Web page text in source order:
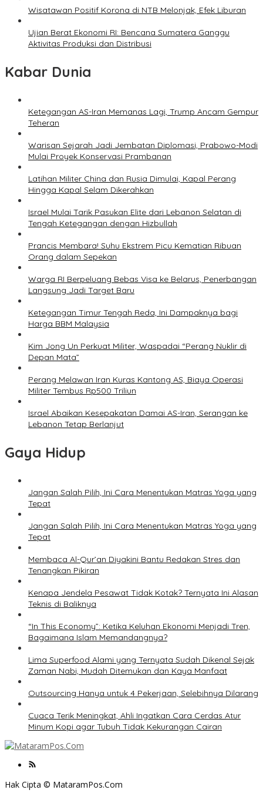
Wisatawan Positif Korona di NTB Melonjak, Efek Liburan
Ujian Berat Ekonomi RI: Bencana Sumatera Ganggu
Aktivitas Produksi dan Distribusi
Kabar Dunia
Ketegangan AS-Iran Memanas Lagi, Trump Ancam Gempur
Teheran
Warisan Sejarah Jadi Jembatan Diplomasi, Prabowo-Modi
Mulai Proyek Konservasi Prambanan
Latihan Militer China dan Rusia Dimulai, Kapal Perang
Hingga Kapal Selam Dikerahkan
Israel Mulai Tarik Pasukan Elite dari Lebanon Selatan di
Tengah Ketegangan dengan Hizbullah
Prancis Membara! Suhu Ekstrem Picu Kematian Ribuan
Orang dalam Sepekan
Warga RI Berpeluang Bebas Visa ke Belarus, Penerbangan
Langsung Jadi Target Baru
Ketegangan Timur Tengah Reda, Ini Dampaknya bagi
Harga BBM Malaysia
Kim Jong Un Perkuat Militer, Waspadai “Perang Nuklir di
Depan Mata”
Perang Melawan Iran Kuras Kantong AS, Biaya Operasi
Militer Tembus Rp500 Triliun
Israel Abaikan Kesepakatan Damai AS-Iran, Serangan ke
Lebanon Tetap Berlanjut
Gaya Hidup
Jangan Salah Pilih, Ini Cara Menentukan Matras Yoga yang
Tepat
Jangan Salah Pilih, Ini Cara Menentukan Matras Yoga yang
Tepat
Membaca Al-Qur’an Diyakini Bantu Redakan Stres dan
Tenangkan Pikiran
Kenapa Jendela Pesawat Tidak Kotak? Ternyata Ini Alasan
Teknis di Baliknya
“In This Economy”: Ketika Keluhan Ekonomi Menjadi Tren,
Bagaimana Islam Memandangnya?
Lima Superfood Alami yang Ternyata Sudah Dikenal Sejak
Zaman Nabi, Mudah Ditemukan dan Kaya Manfaat
Outsourcing Hanya untuk 4 Pekerjaan, Selebihnya Dilarang
Cuaca Terik Meningkat, Ahli Ingatkan Cara Cerdas Atur
Minum Kopi agar Tubuh Tidak Kekurangan Cairan
Hak Cipta © MataramPos.Com